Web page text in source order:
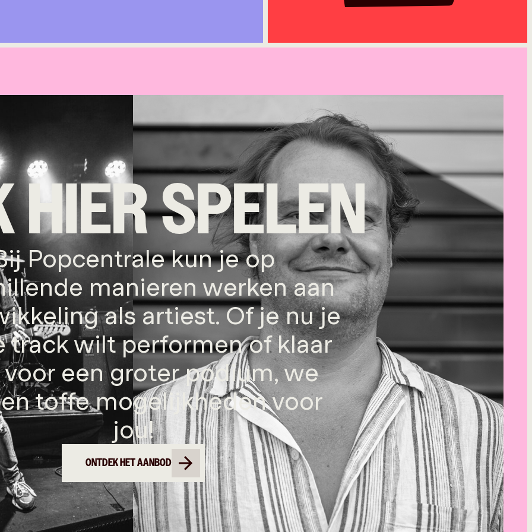
HIER SPELEN
Popcentrale kun je op
manieren werken aan
als artiest. Of je nu je
track wilt performen of klaar
een groter podium, we
toffe mogelijkheden voor
jou!
ONTDEK HET AANBOD